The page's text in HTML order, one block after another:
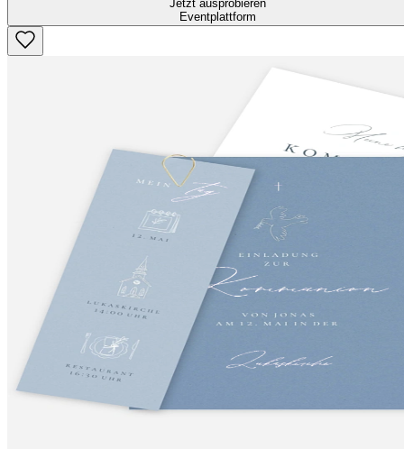
Jetzt ausprobieren
Eventplattform